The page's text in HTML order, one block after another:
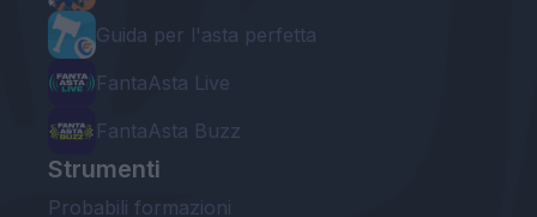
Guida per l'asta perfetta
FantaAsta Live
FantaAsta Buzz
Strumenti
Probabili formazioni